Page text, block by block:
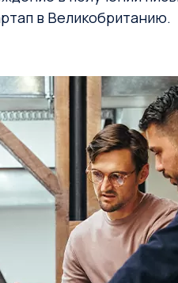
в Великобританию.